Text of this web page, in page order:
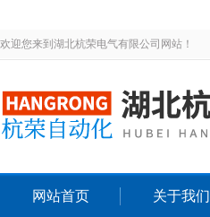
欢迎您来到湖北杭荣电气有限公司网站！
网站首页 关于我们